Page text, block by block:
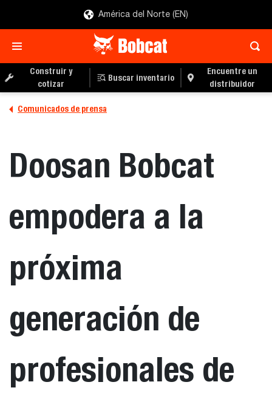
América del Norte (EN)
Construir y
cotizar
Buscar inventario
Encuentre un
distribuidor
Comunicados de prensa
Doosan Bobcat
empodera a la
próxima
generación de
profesionales de